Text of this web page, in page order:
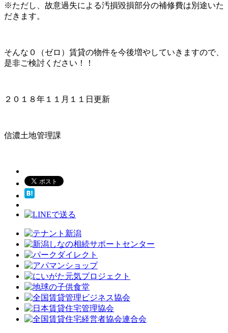
※ただし、故意過失による汚損毀損部分の補修費は別途いた
だきます。
そんな０（ゼロ）賃貸の物件を今後増やしていきますので、
是非ご検討ください！！
２０１８年１１月１１日更新
信濃土地管理課